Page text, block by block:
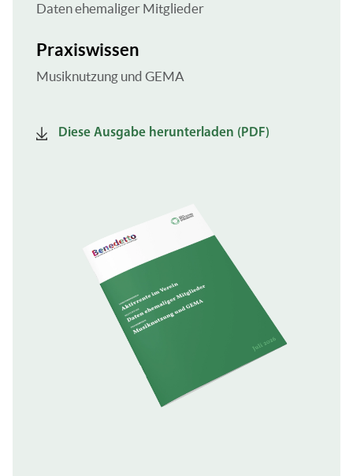
Daten ehemaliger Mitglieder
Praxiswissen
Musiknutzung und GEMA
Diese Ausgabe herunterladen (PDF)